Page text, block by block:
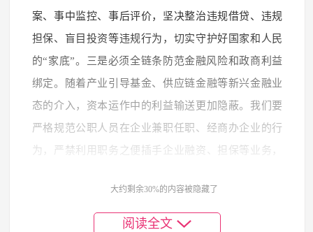
案、事中监控、事后评价，坚决整治违规借贷、违规
担保、盲目投资等违规行为，切实守护好国家和人民
的“家底”。三是必须全链条防范金融风险和政商利益
绑定。随着产业引导基金、供应链金融等新兴金融业
态的介入，资本运作中的利益输送更加隐蔽。我们要
严格规范公职人员在企业兼职任职、经商办企业的行
为，严禁利用职务之便插手企业融资、担保等业务，
告制度，时刻警惕和防范金融风险与廉政风险相互交
织引发的系统性风险。
大约剩余30%的内容被隐藏了
阅读全文